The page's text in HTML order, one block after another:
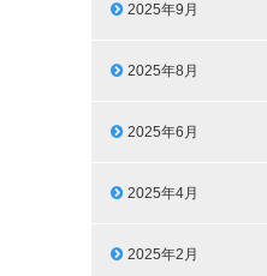
2025年9月
2025年8月
2025年6月
2025年4月
2025年2月